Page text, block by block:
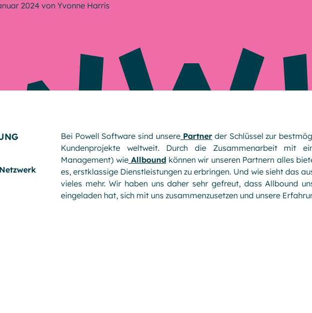
2024 von Yvonne Harris
Bei Powell Software sind unserePartner der Schlüssel zur
Kundenprojekte weltweit. Durch die Zusammenarbeit mit
Management) wieAllbound können wir unseren Partnern alles
es, erstklassige Dienstleistungen zu erbringen. Und wie sieht das
vieles mehr. Wir haben uns daher sehr gefreut, dass Allbound
eingeladen hat, sich mit uns zusammenzusetzen und unsere